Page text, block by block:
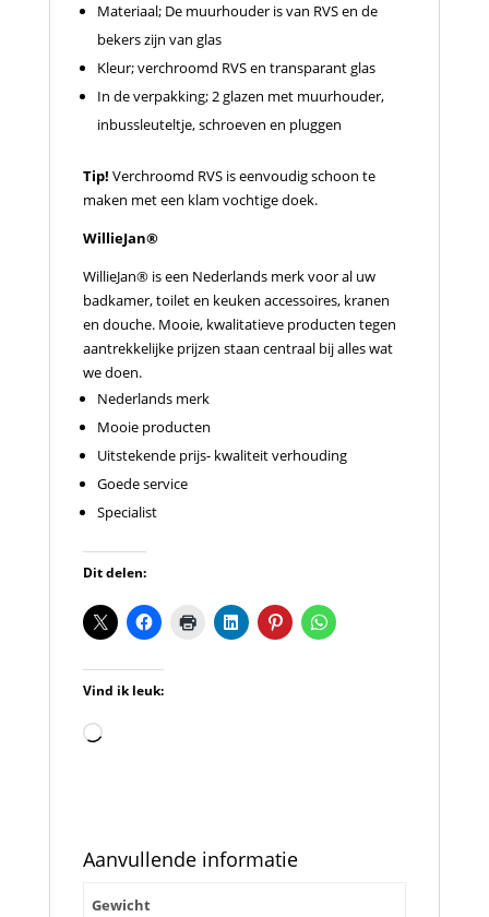
Materiaal; De muurhouder is van RVS en de
bekers zijn van glas
Kleur; verchroomd RVS en transparant glas
In de verpakking; 2 glazen met muurhouder,
inbussleuteltje, schroeven en pluggen
Tip! Verchroomd RVS is eenvoudig schoon te
maken met een klam vochtige doek.
WillieJan®
WillieJan® is een Nederlands merk voor al uw
badkamer, toilet en keuken accessoires, kranen
en douche. Mooie, kwalitatieve producten tegen
aantrekkelijke prijzen staan centraal bij alles wat
we doen.
Nederlands merk
Mooie producten
Uitstekende prijs- kwaliteit verhouding
Goede service
Specialist
Dit delen:
Vind ik leuk:
Aan
Aanvullende informatie
Gewicht